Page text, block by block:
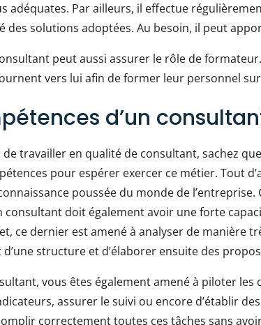
adéquates. Par ailleurs, il effectue
des solutions adoptées. Au besoin, il peut
peut aussi assurer le rôle de formateur.
vers lui afin de former leur personnel
d’un
de travailler en qualité de consultant, sachez
pour espérer exercer ce métier. Tout
poussée du monde de
consultant doit également avoir une forte
ce dernier est amené à analyser de manière
structure et d’élaborer ensuite des
vous êtes également amené à piloter
assurer le suivi ou encore d’établir
correctement toutes ces tâches sans